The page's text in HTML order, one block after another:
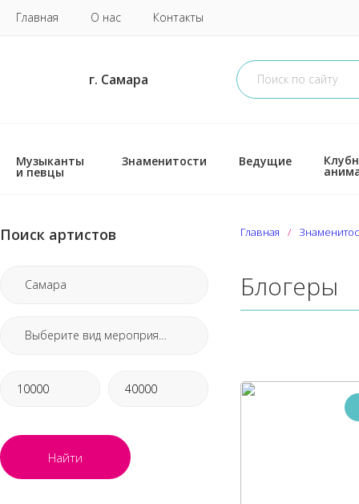
Главная О нас Контакты
г. Самара
Музыканты
и певцы
Знаменитости Ведущие
Поиск артистов
Самара
Выберите вид мероприятия
Найти
Главная
Блогеры